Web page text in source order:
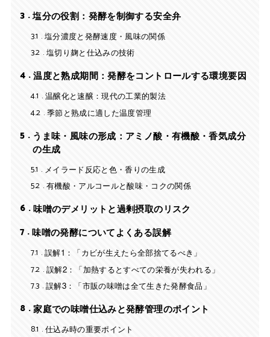
3
塩分の役割：発酵を制御する安全弁
3.1
塩分濃度と発酵速度・風味の関係
3.2 塩切り麹と仕込みの技術
4
温度と熟成期間：発酵をコントロールする環境要因
4.1
温醸化と速醸：現代の工業的製法
4.2 季節と熟成に適した温度管理
5
うま味・風味の形成：アミノ酸・有機酸・香気成分
の生成
5.1
メイラード反応と色・香りの生成
5.2 有機酸・アルコールと酸味・コクの関係
6 味噌のデメリットと過剰摂取のリスク
7
味噌の発酵についてよくある誤解
7.1
誤解1：「カビが生えたら全部捨てるべき」
7.2 誤解2：「加熱するとすべての栄養が失われる」
7.3 誤解3：「市販の味噌は全て生きた発酵食品」
8
家庭での味噌仕込みと発酵管理のポイント
8.1
仕込み時の重要ポイント